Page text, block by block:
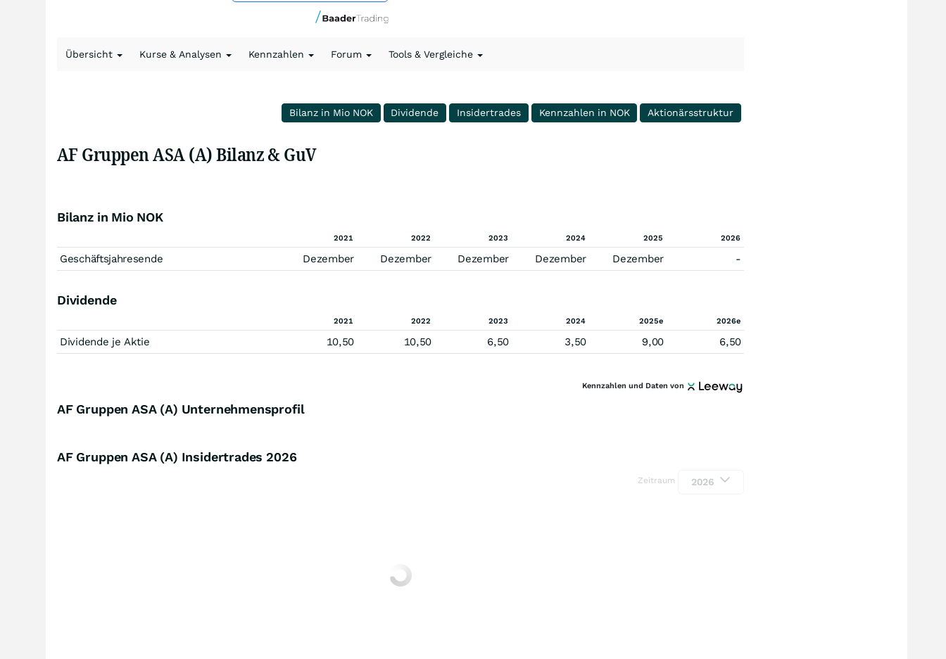
Übersicht Kurse & Analysen Kennzahlen Forum Tools & Vergleiche
Bilanz in Mio NOK Dividende Insidertrades Kennzahlen in NOK Aktionärsstruktur
AF Gruppen ASA (A) Bilanz & GuV
Bilanz in Mio NOK
2021 2022 2023 2024 2025 2026
Geschäftsjahresende Dezember Dezember Dezember Dezember Dezember -
Dividende
2021 2022 2023 2024 2025e 2026e
Dividende je Aktie 10,50 10,50 6,50 3,50 9,00 6,50
Kennzahlen und Daten von
AF Gruppen ASA (A) Unternehmensprofil
AF Gruppen ASA (A) Insidertrades 2026
Zeitraum 2026